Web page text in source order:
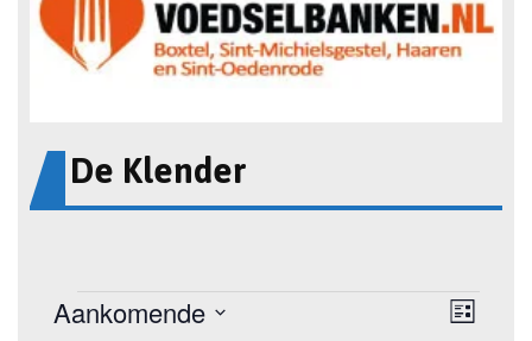
De Klender